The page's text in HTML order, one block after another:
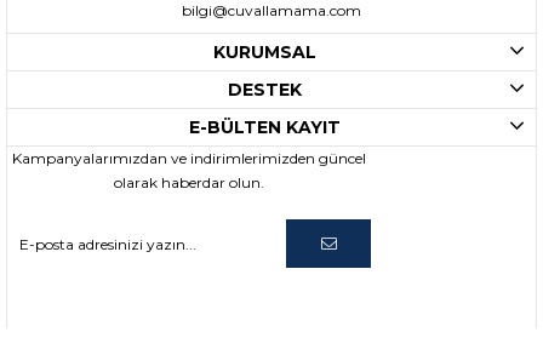
bilgi@cuvallamama.com
KURUMSAL
DESTEK
E-BÜLTEN KAYIT
Kampanyalarımızdan ve indirimlerimizden güncel
olarak haberdar olun.